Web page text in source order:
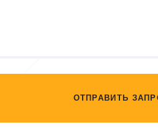
ОТПРАВИТЬ